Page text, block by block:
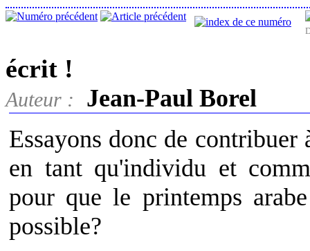
écrit !
Auteur :
Jean-Paul Borel
Essayons donc de
en tant qu'individu et
pour que le printemps
possible?